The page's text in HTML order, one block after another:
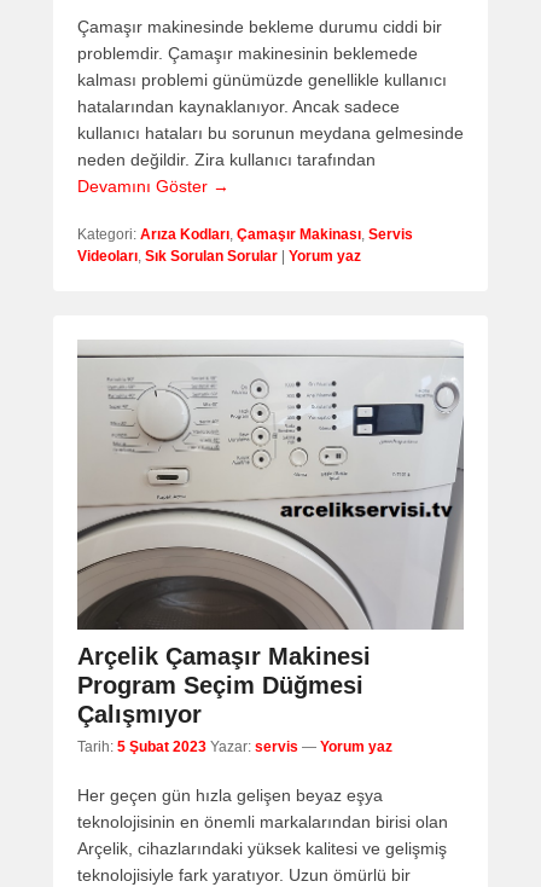
Çamaşır makinesinde bekleme durumu ciddi bir
problemdir. Çamaşır makinesinin beklemede
kalması problemi günümüzde genellikle kullanıcı
hatalarından kaynaklanıyor. Ancak sadece
kullanıcı hataları bu sorunun meydana gelmesinde
neden değildir. Zira kullanıcı tarafından
Devamını Göster →
Kategori: Arıza Kodları, Çamaşır Makinası, Servis
Videoları, Sık Sorulan Sorular Yorum yaz
Arçelik Çamaşır Makinesi
Program Seçim Düğmesi
Çalışmıyor
Tarih: 5 Şubat 2023 Yazar: servis — Yorum yaz
Her geçen gün hızla gelişen beyaz eşya
teknolojisinin en önemli markalarından birisi olan
Arçelik, cihazlarındaki yüksek kalitesi ve gelişmiş
teknolojisiyle fark yaratıyor. Uzun ömürlü bir